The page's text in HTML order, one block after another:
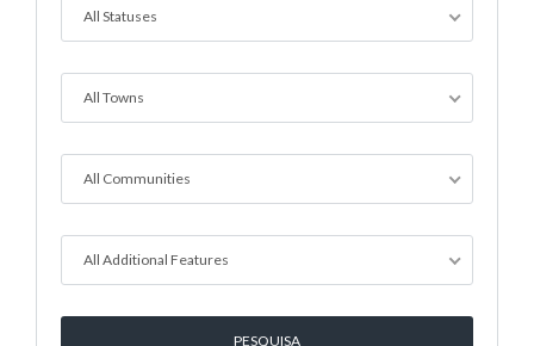
All Statuses
All Towns
All Communities
All Additional Features